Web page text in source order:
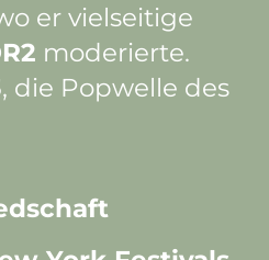
er vielseitige
moderierte.
, die Popwelle des